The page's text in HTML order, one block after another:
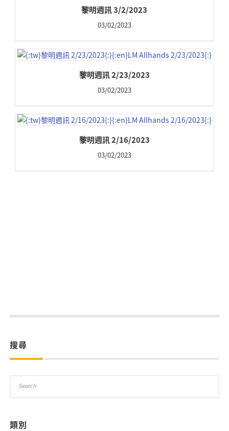
黎明週訊 3/2/2023
03/02/2023
黎明週訊 2/23/2023
03/02/2023
黎明週訊 2/16/2023
03/02/2023
搜尋
類別